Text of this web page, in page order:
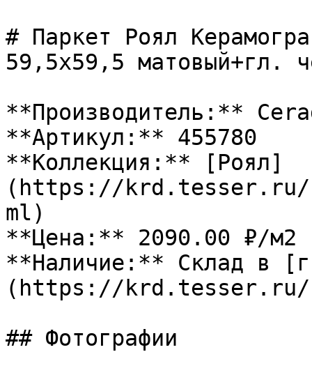
# Паркет Роял
59,5х59,5 матовый+гл.
**Производитель:**
**Артикул:** 455780
**Коллекция:** [Роял]
(https://krd.tesser.ru/
ml)
**Цена:** 2090.00 ₽/м2
**Наличие:** Склад в
(https://krd.tesser.ru/
## Фотографии